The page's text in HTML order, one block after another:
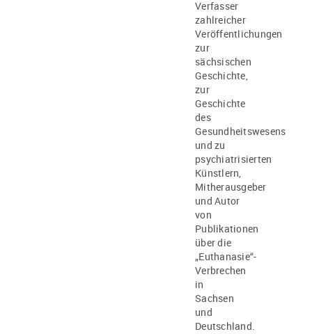
Verfasser
zahlreicher
Veröffentlichungen
zur
sächsischen
Geschichte,
zur
Geschichte
des
Gesundheitswesens
und zu
psychiatrisierten
Künstlern,
Mitherausgeber
und Autor
von
Publikationen
über die
„Euthanasie“-
Verbrechen
in
Sachsen
und
Deutschland.